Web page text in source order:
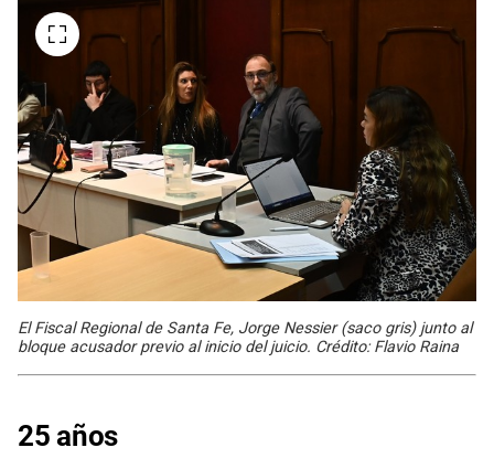
El Fiscal Regional de Santa Fe, Jorge Nessier (saco gris) junto al
bloque acusador previo al inicio del juicio. Crédito: Flavio Raina
25 años